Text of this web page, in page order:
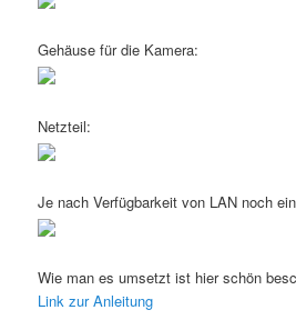
Gehäuse für die Kamera:
Netzteil:
Je nach Verfügbarkeit von LAN noch
Wie man es umsetzt ist hier schön
Link zur Anleitung